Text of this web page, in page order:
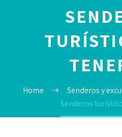
Home
Senderos y
Senderos